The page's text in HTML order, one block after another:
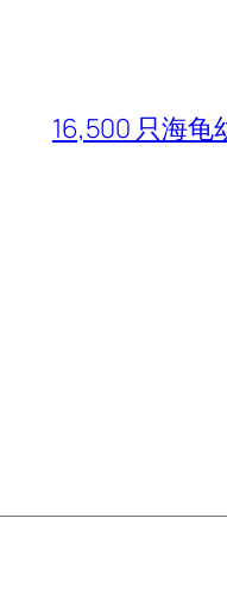
16,500 只海龟